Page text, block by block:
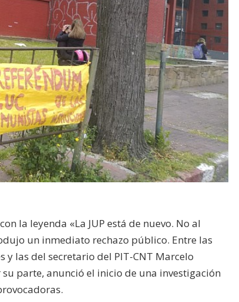
la leyenda «La JUP está de nuevo. No al
un inmediato rechazo público. Entre las
y las del secretario del PIT-CNT Marcelo
parte, anunció el inicio de una investigación